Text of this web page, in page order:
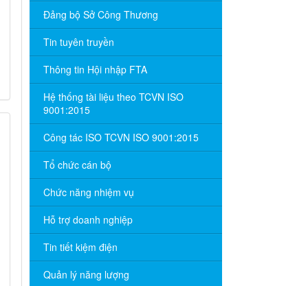
Đảng bộ Sở Công Thương
Tin tuyên truyền
Thông tin Hội nhập FTA
Hệ thống tài liệu theo TCVN ISO
9001:2015
Công tác ISO TCVN ISO 9001:2015
Tổ chức cán bộ
Chức năng nhiệm vụ
Hỗ trợ doanh nghiệp
Tin tiết kiệm điện
Quản lý năng lượng